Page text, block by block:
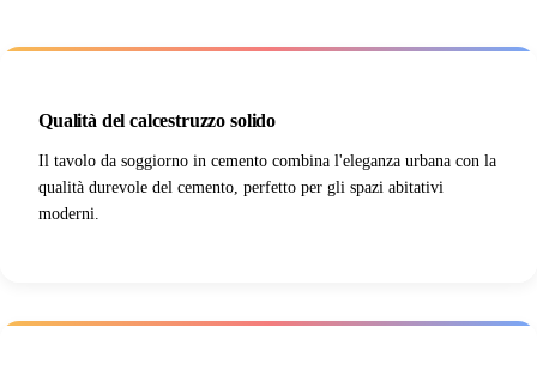
Qualità del calcestruzzo solido
Il tavolo da soggiorno in cemento combina l'eleganza urbana con la
qualità durevole del cemento, perfetto per gli spazi abitativi
moderni.